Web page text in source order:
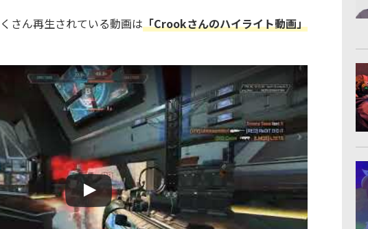
さん再生されている動画は「Crookさんのハイライト動画」